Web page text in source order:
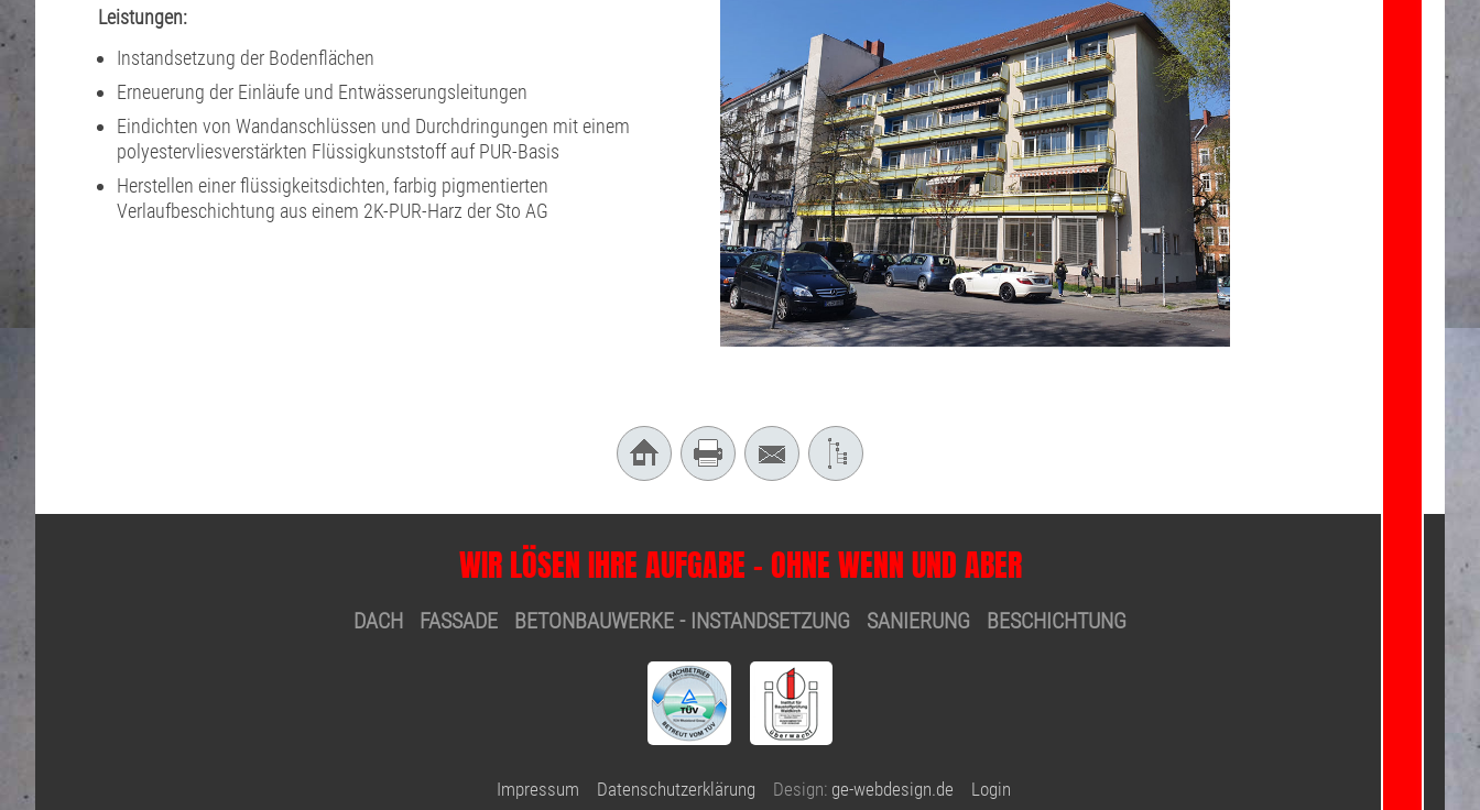
Leistungen:
Instandsetzung der Bodenflächen
Erneuerung der Einläufe und Entwässerungsleitungen
Eindichten von Wandanschlüssen und Durchdringungen mit einem
polyestervliesverstärkten Flüssigkunststoff auf PUR-Basis
Herstellen einer flüssigkeitsdichten, farbig pigmentierten
Verlaufbeschichtung aus einem 2K-PUR-Harz der Sto AG
WIR LÖSEN IHRE AUFGABE - OHNE WENN UND ABER
DACH FASSADE BETONBAUWERKE - INSTANDSETZUNG SANIERUNG BESCHICHTUNG
Impressum Datenschutzerklärung Design: ge-webdesign.de Login